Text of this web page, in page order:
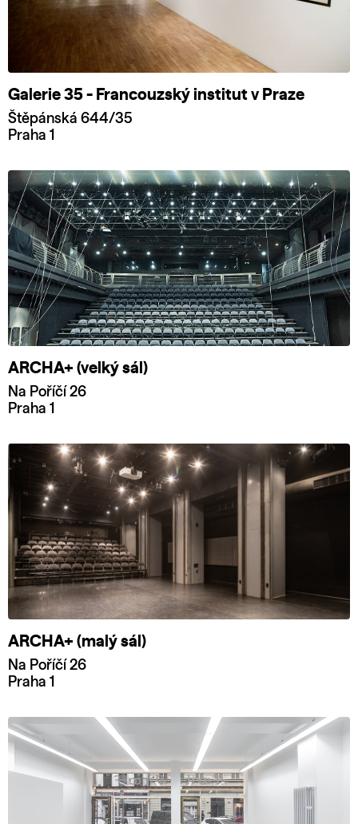
Galerie 35 - Francouzský institut v Praze
Štěpánská 644/35
Praha 1
ARCHA+ (velký sál)
Na Poříčí 26
Praha 1
ARCHA+ (malý sál)
Na Poříčí 26
Praha 1